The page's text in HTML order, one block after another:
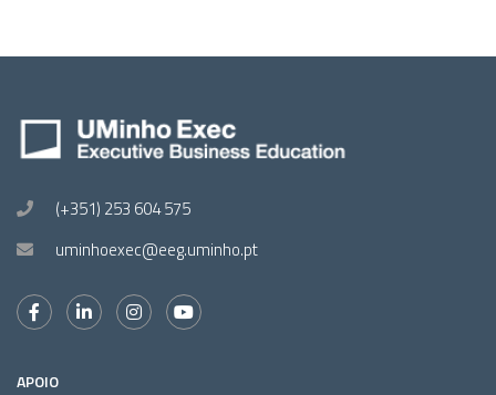
(+351) 253 604 575
uminhoexec@eeg.uminho.pt
APOIO